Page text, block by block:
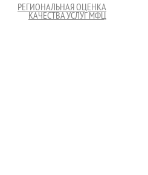
РЕГИОНАЛЬНАЯ ОЦЕНКА
КАЧЕСТВА УСЛУГ МФЦ